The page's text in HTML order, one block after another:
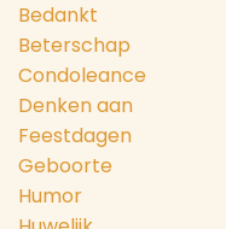
Bedankt
Beterschap
Condoleance
Denken aan
Feestdagen
Geboorte
Humor